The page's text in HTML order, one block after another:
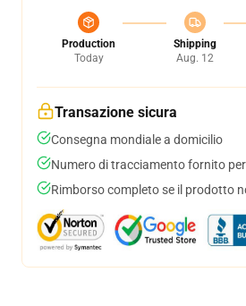
Production
Today
Shipping
Aug. 12
Transazione sicura
Consegna mondiale a domicilio
Numero di tracciamento fornito
Rimborso completo se il prodotto